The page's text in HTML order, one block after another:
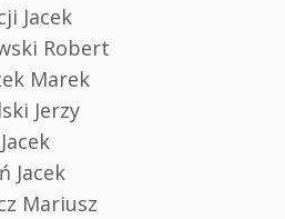
Jacek
Robert
Marek
Jerzy
Jacek
Mariusz